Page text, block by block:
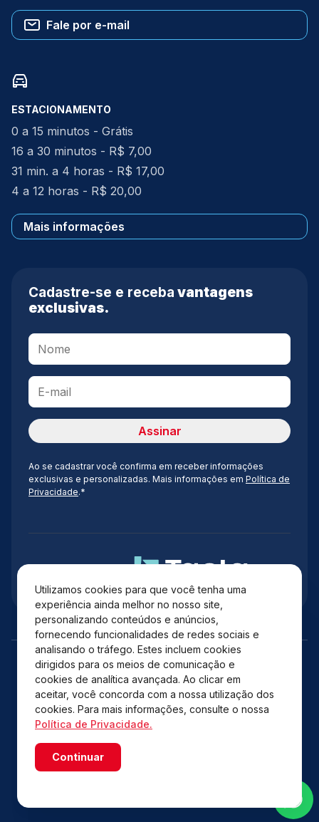
Utilizamos cookies para que você tenha uma
experiência ainda melhor no nosso site,
personalizando conteúdos e anúncios,
fornecendo funcionalidades de redes sociais e
analisando o tráfego. Estes incluem cookies
dirigidos para os meios de comunicação e
cookies de analítica avançada. Ao clicar em
aceitar, você concorda com a nossa utilização dos
cookies. Para mais informações, consulte o nossa
Política de Privacidade.
Continuar
Fale por e-mail
ESTACIONAMENTO
0 a 15 minutos - Grátis
16 a 30 minutos - R$ 7,00
31 min. a 4 horas - R$ 17,00
4 a 12 horas - R$ 20,00
Mais informações
Cadastre-se e receba vantagens
exclusivas.
Ao se cadastrar você confirma em receber informações
exclusivas e personalizadas. Mais informações em Política de
Privacidade.*
Copyright © 2026 Shopping Catuaí Palladium – Todos os